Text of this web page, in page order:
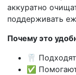
аккуратно
поддерживать
Почему это
🦷
✅